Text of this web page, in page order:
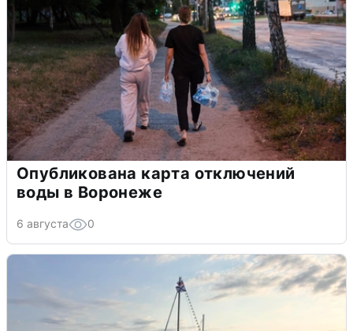
Опубликована карта отключений
воды в Воронеже
6 августа 0